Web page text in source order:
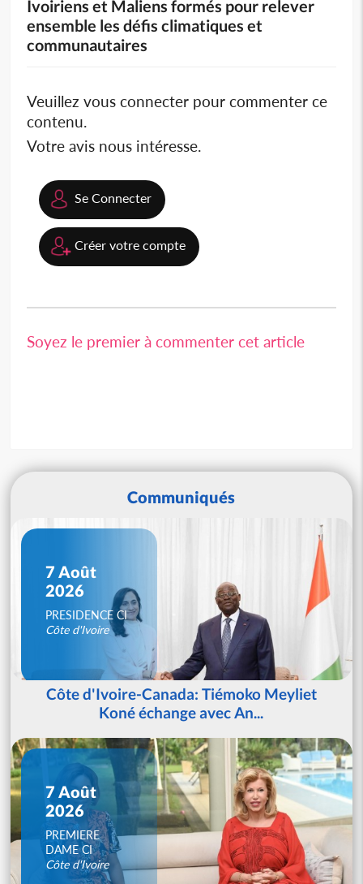
Ivoiriens et Maliens formés pour relever
ensemble les défis climatiques et
communautaires
Veuillez vous connecter pour commenter ce
contenu.
Votre avis nous intéresse.
Se Connecter
Créer votre compte
Soyez le premier à commenter cet article
Communiqués
7 Août
2026
PRESIDENCE CI
Côte d'Ivoire
Côte d'Ivoire-Canada: Tiémoko Meyliet
Koné échange avec An...
7 Août
2026
PREMIERE
DAME CI
Côte d'Ivoire